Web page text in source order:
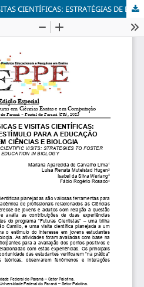
TRILHAS ECOLÓGICAS E VISITAS CIENTÍFICAS: ESTRATÉGIAS DE ESTÍMULO PARA A EDUCAÇÃO CIENTÍFICA EM CIÊNCIAS E BIOLOGIA